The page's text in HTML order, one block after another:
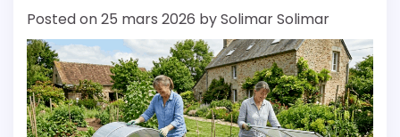
Posted on25 mars 2026 bySolimar Solimar